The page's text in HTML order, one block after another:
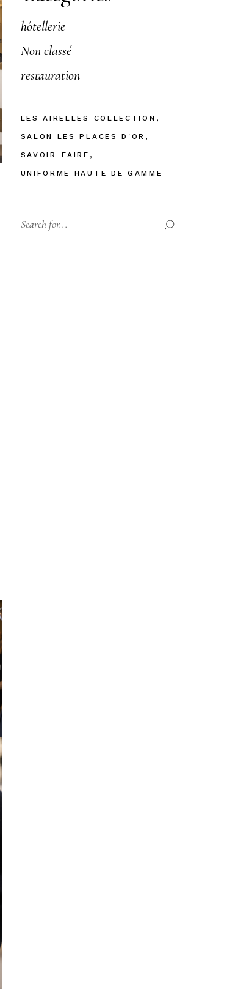
hôtellerie
Non classé
restauration
LES AIRELLES COLLECTION
SALON LES PLACES D'OR
SAVOIR-FAIRE
UNIFORME HAUTE DE GAMME
Search